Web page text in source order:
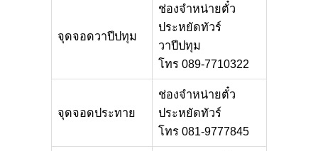
จุดจอดวาปีปทุม
ช่องจำหน่ายตั๋ว
ประหยัดทัวร์
วาปีปทุม
โทร 089-7710322
จุดจอดประทาย
ช่องจำหน่ายตั๋ว
ประหยัดทัวร์
โทร 081-9777845